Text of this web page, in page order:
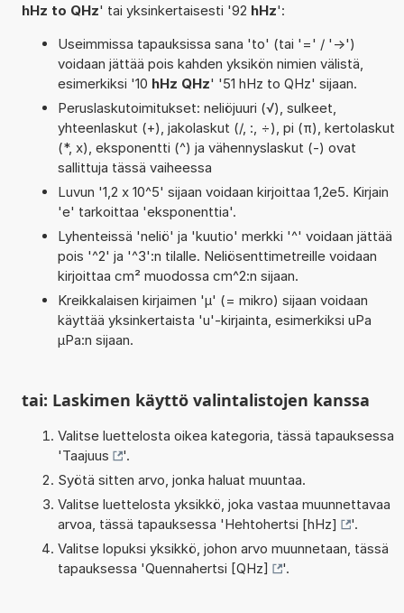
hHz to QHz' tai yksinkertaisesti '92 hHz':
Useimmissa tapauksissa sana 'to' (tai '=' / '->')
voidaan jättää pois kahden yksikön nimien välistä,
esimerkiksi '10 hHz QHz' '51 hHz to QHz' sijaan.
Peruslaskutoimitukset: neliöjuuri (√), sulkeet,
yhteenlaskut (+), jakolaskut (/, :, ÷), pi (π), kertolaskut
(*, x), eksponentti (^) ja vähennyslaskut (-) ovat
sallittuja tässä vaiheessa
Luvun '1,2 x 10^5' sijaan voidaan kirjoittaa 1,2e5. Kirjain
'e' tarkoittaa 'eksponenttia'.
Lyhenteissä 'neliö' ja 'kuutio' merkki '^' voidaan jättää
pois '^2' ja '^3':n tilalle. Neliösenttimetreille voidaan
kirjoittaa cm² muodossa cm^2:n sijaan.
Kreikkalaisen kirjaimen 'µ' (= mikro) sijaan voidaan
käyttää yksinkertaista 'u'-kirjainta, esimerkiksi uPa
µPa:n sijaan.
tai: Laskimen käyttö valintalistojen kanssa
Valitse luettelosta oikea kategoria, tässä tapauksessa
'Taajuus
'.
Syötä sitten arvo, jonka haluat muuntaa.
Valitse luettelosta yksikkö, joka vastaa muunnettavaa
arvoa, tässä tapauksessa 'Hehtohertsi [hHz]
'.
Valitse lopuksi yksikkö, johon arvo muunnetaan, tässä
tapauksessa 'Quennahertsi [QHz] '.